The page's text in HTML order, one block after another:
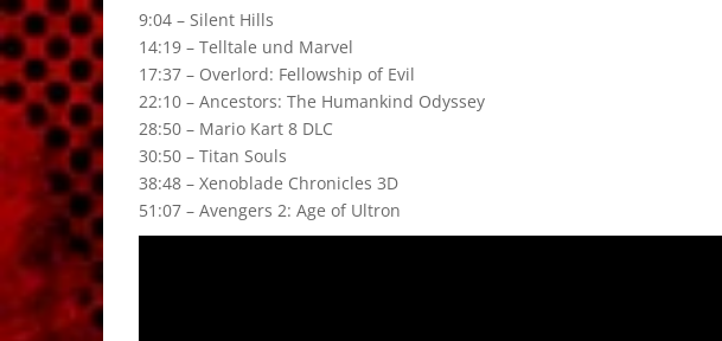
9:04 – Silent Hills
14:19 – Telltale und Marvel
17:37 – Overlord: Fellowship of Evil
22:10 – Ancestors: The Humankind Odyssey
28:50 – Mario Kart 8 DLC
30:50 – Titan Souls
38:48 – Xenoblade Chronicles 3D
51:07 – Avengers 2: Age of Ultron